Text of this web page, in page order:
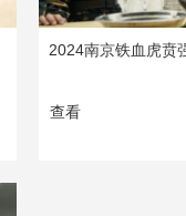
2024南京铁血虎贲
查看